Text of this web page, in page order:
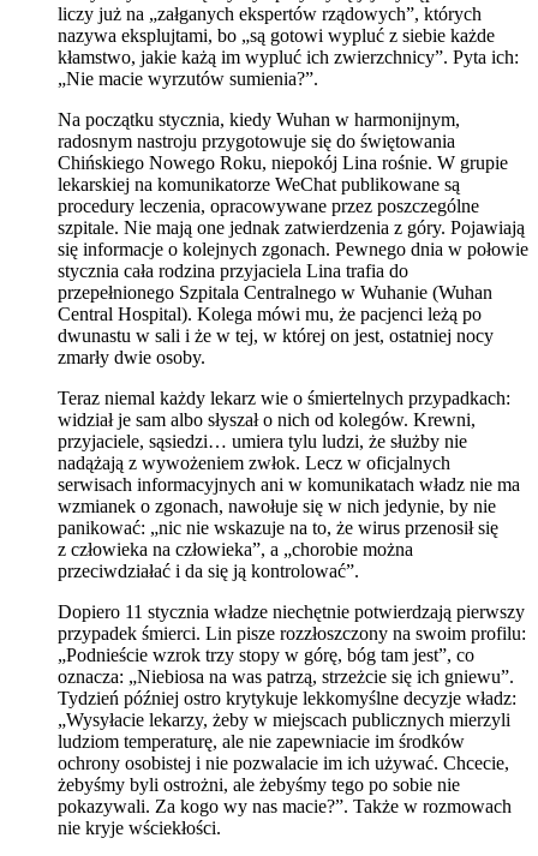
liczy już na „załganych ekspertów rządowych”, których
nazywa eksplujtami, bo „są gotowi wypluć z siebie każde
kłamstwo, jakie każą im wypluć ich zwierzchnicy”. Pyta ich:
„Nie macie wyrzutów sumienia?”.
Na początku stycznia, kiedy Wuhan w harmonijnym,
radosnym nastroju przygotowuje się do świętowania
Chińskiego Nowego Roku, niepokój Lina rośnie. W grupie
lekarskiej na komunikatorze WeChat publikowane są
procedury leczenia, opracowywane przez poszczególne
szpitale. Nie mają one jednak zatwierdzenia z góry. Pojawiają
się informacje o kolejnych zgonach. Pewnego dnia w połowie
stycznia cała rodzina przyjaciela Lina trafia do
przepełnionego Szpitala Centralnego w Wuhanie (Wuhan
Central Hospital). Kolega mówi mu, że pacjenci leżą po
dwunastu w sali i że w tej, w której on jest, ostatniej nocy
zmarły dwie osoby.
Teraz niemal każdy lekarz wie o śmiertelnych przypadkach:
widział je sam albo słyszał o nich od kolegów. Krewni,
przyjaciele, sąsiedzi… umiera tylu ludzi, że służby nie
nadążają z wywożeniem zwłok. Lecz w oficjalnych
serwisach informacyjnych ani w komunikatach władz nie ma
wzmianek o zgonach, nawołuje się w nich jedynie, by nie
panikować: „nic nie wskazuje na to, że wirus przenosił się
z człowieka na człowieka”, a „chorobie można
przeciwdziałać i da się ją kontrolować”.
Dopiero 11 stycznia władze niechętnie potwierdzają pierwszy
przypadek śmierci. Lin pisze rozzłoszczony na swoim profilu:
„Podnieście wzrok trzy stopy w górę, bóg tam jest”, co
oznacza: „Niebiosa na was patrzą, strzeżcie się ich gniewu”.
Tydzień później ostro krytykuje lekkomyślne decyzje władz:
„Wysyłacie lekarzy, żeby w miejscach publicznych mierzyli
ludziom temperaturę, ale nie zapewniacie im środków
ochrony osobistej i nie pozwalacie im ich używać. Chcecie,
żebyśmy byli ostrożni, ale żebyśmy tego po sobie nie
pokazywali. Za kogo wy nas macie?”. Także w rozmowach
nie kryje wściekłości.